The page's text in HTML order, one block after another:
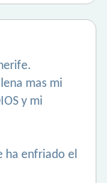
mas mi
y mi
ha enfriado el